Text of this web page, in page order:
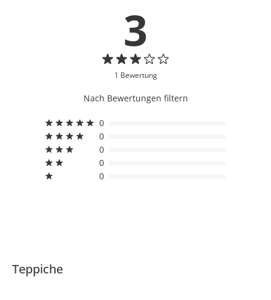
3
1 Bewertung
Nach Bewertungen filtern
0
0
0
0
0
Teppiche